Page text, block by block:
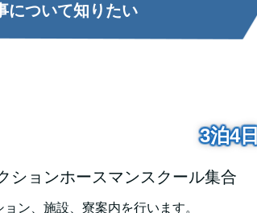
について知りたい
3泊4
ションホースマンスクール集合
ン、施設、寮案内を行います。